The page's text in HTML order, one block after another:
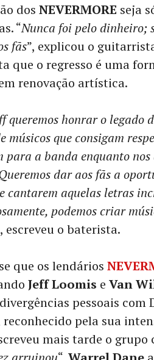
dos NEVERMORE seja
“Nunca foi pelo dinheiro;
fãs”, explicou o
que o regresso é uma
renovação artística.
queremos honrar o legado
músicos que consigam
para a banda enquanto
dar aos fãs a
cantarem aquelas letras
podemos criar
escreveu o baterista.
que os lendários
Jeff Loomis e Van
pessoais com
reconhecido pela sua
mais tarde o grupo